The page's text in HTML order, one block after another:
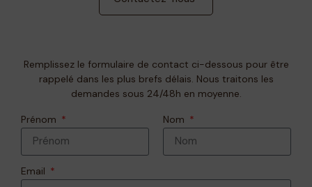
Remplissez le formulaire de contact ci-dessous pour être
rappelé dans les plus brefs délais. Nous traitons les
demandes sous 24/48h en moyenne.
Prénom Nom
Email